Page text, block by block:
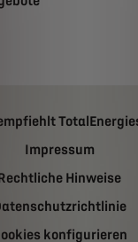
Impressum
Hinweise
konfigurieren